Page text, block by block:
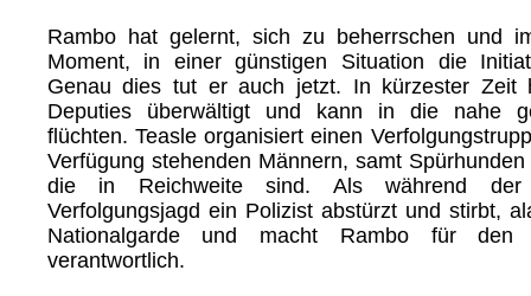
Rambo hat gelernt, sich zu beherrschen und
Moment, in einer günstigen Situation die
Genau dies tut er auch jetzt. In kürzester Zeit
Deputies überwältigt und kann in die nahe
flüchten. Teasle organisiert einen
Verfügung stehenden Männern, samt
die in Reichweite sind. Als während der
Verfolgungsjagd ein Polizist abstürzt und stirbt,
Nationalgarde und macht Rambo für
verantwortlich.